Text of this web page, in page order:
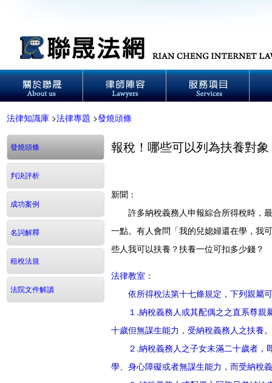
法律知識庫 >法律專題 >發燒頭條
發燒頭條
判決評析
成功案例
名詞解釋
租稅法規
法院文件解讀
報稅！哪些可以列為扶養對
新聞：
許多納稅義務人申報綜合所得稅時，最
一點。有人會問「我的兒媳婦還在學，我
些人我可以扶養？扶養一位可扣多少錢？
法律教室：
依所得稅法第十七條規定，下列親屬可
１.納稅義務人或其配偶之之直系尊親
十歲但無謀生能力，受納稅義務人之扶養。
２.納稅義務人之子女未滿二十歲者，
學、身心障礙或者無謀生能力，而受納稅